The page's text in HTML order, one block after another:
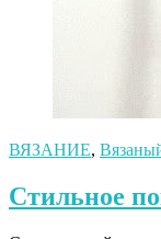
ВЯЗАНИЕ,
Стильное